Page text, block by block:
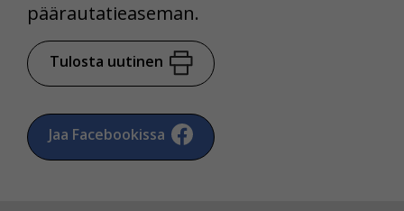
päärautatieaseman.
Tulosta uutinen
Jaa Facebookissa